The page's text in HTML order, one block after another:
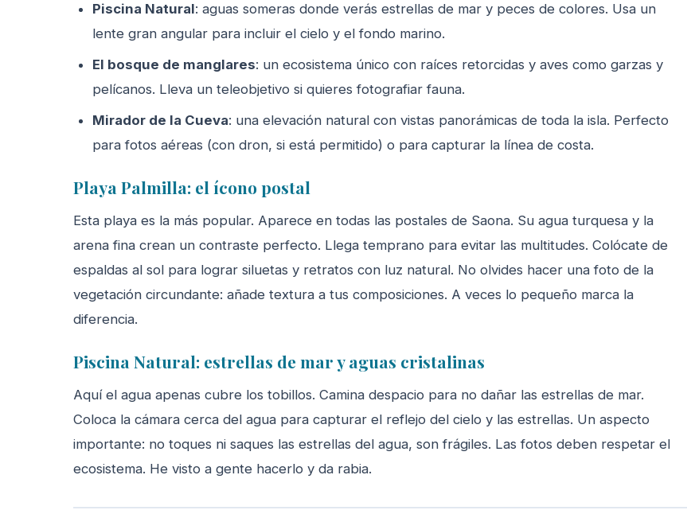
Piscina Natural: aguas someras donde verás estrellas de mar y peces de colores. Usa un
lente gran angular para incluir el cielo y el fondo marino.
El bosque de manglares: un ecosistema único con raíces retorcidas y aves como garzas y
pelícanos. Lleva un teleobjetivo si quieres fotografiar fauna.
Mirador de la Cueva: una elevación natural con vistas panorámicas de toda la isla. Perfecto
para fotos aéreas (con dron, si está permitido) o para capturar la línea de costa.
Playa Palmilla: el ícono postal
Esta playa es la más popular. Aparece en todas las postales de Saona. Su agua turquesa y la
arena fina crean un contraste perfecto. Llega temprano para evitar las multitudes. Colócate de
espaldas al sol para lograr siluetas y retratos con luz natural. No olvides hacer una foto de la
vegetación circundante: añade textura a tus composiciones. A veces lo pequeño marca la
diferencia.
Piscina Natural: estrellas de mar y aguas cristalinas
Aquí el agua apenas cubre los tobillos. Camina despacio para no dañar las estrellas de mar.
Coloca la cámara cerca del agua para capturar el reflejo del cielo y las estrellas. Un aspecto
importante: no toques ni saques las estrellas del agua, son frágiles. Las fotos deben respetar el
ecosistema. He visto a gente hacerlo y da rabia.